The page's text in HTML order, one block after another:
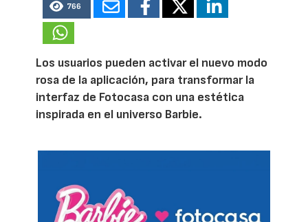
766
Los usuarios pueden activar el nuevo modo
rosa de la aplicación, para transformar la
interfaz de Fotocasa con una estética
inspirada en el universo Barbie.